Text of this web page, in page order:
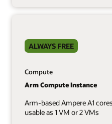
ALWAYS FREE
Compute
Arm Compute Instance
Arm-based Ampere A1
usable as 1 VM or 2 VMs